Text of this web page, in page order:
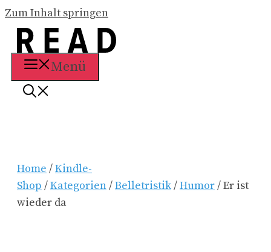
Zum Inhalt springen
Menü
Home /Kindle-
Shop /Kategorien/Belletristik/Humor/ Er ist
wieder da